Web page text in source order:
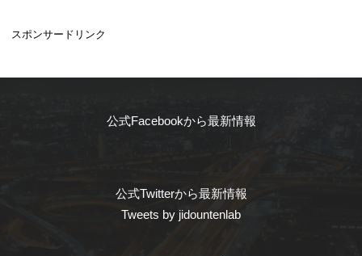
スポンサードリンク
公式Facebookから最新情報
公式Twitterから最新情報
Tweets by jidountenlab